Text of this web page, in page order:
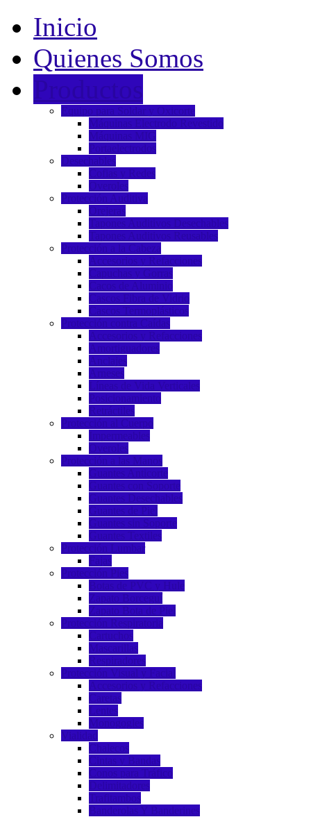
Inicio
Quienes Somos
Productos
Equipo para Soldar y Oxicorte
Máquinas Electrodo Revestido
Máquinas MIG
Portaelectrodos
Desechables
Cofias y Redes
Overoles
Protección Auditiva
Orejeras
Tapones Auditivos Desechables
Tapones Auditivos Reusables
Protección a la Cabeza
Accesorios y Refacciones
Capuchas y Gorras
Cacos de Aluminio
Cascos Fibra de Vidrio
Cascos Termoplásticos
Protección contra Caídas
Accesorios y Refacciones
Amortiguadores
Anclajes
Arneses
Líneas de Vida Verticales
Posicionamiento
Retráctiles
Protección al Cuerpo
Impermeables
Overoles
Protección a las Manos
Guantes Anticorte
Guantes con Soporte
Guantes Desechables
Guantes de Piel
Guantes sin Soporte
Guantes Textiles
Protección Lumbar
Fajas
Protección Pies
Botas de PVC y Hule
Zapato Borceguí
Zapato Bota de Piel
Protección Respiratoria
Cartuchos
Mascarillas
Respiradores
Protección Visual y Facial
Accesorios y Refacciones
Caretas
Lentes
Monogogles
Vialidad
Chalecos
Cintas y Bandas
Conos para Tráfico
Delimitadores
Trafitambos
Banderolas Y Banderines